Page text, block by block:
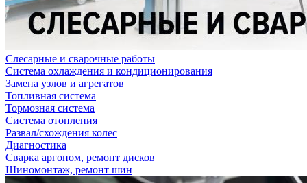
Слесарные и сварочные работы
Система охлаждения и кондиционирования
Замена узлов и агрегатов
Топливная система
Тормозная система
Система отопления
Развал/схождения колес
Диагностика
Сварка аргоном, ремонт дисков
Шиномонтаж, ремонт шин